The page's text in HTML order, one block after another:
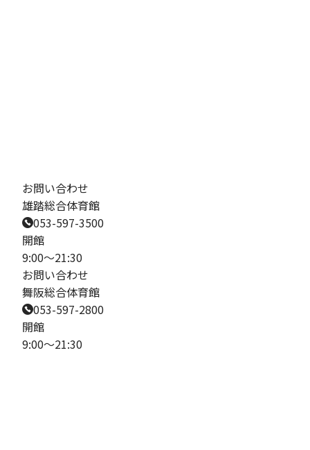
お問い合わせ
雄踏総合体育館
053-597-3500
開館
9:00～21:30
お問い合わせ
舞阪総合体育館
053-597-2800
開館
9:00～21:30